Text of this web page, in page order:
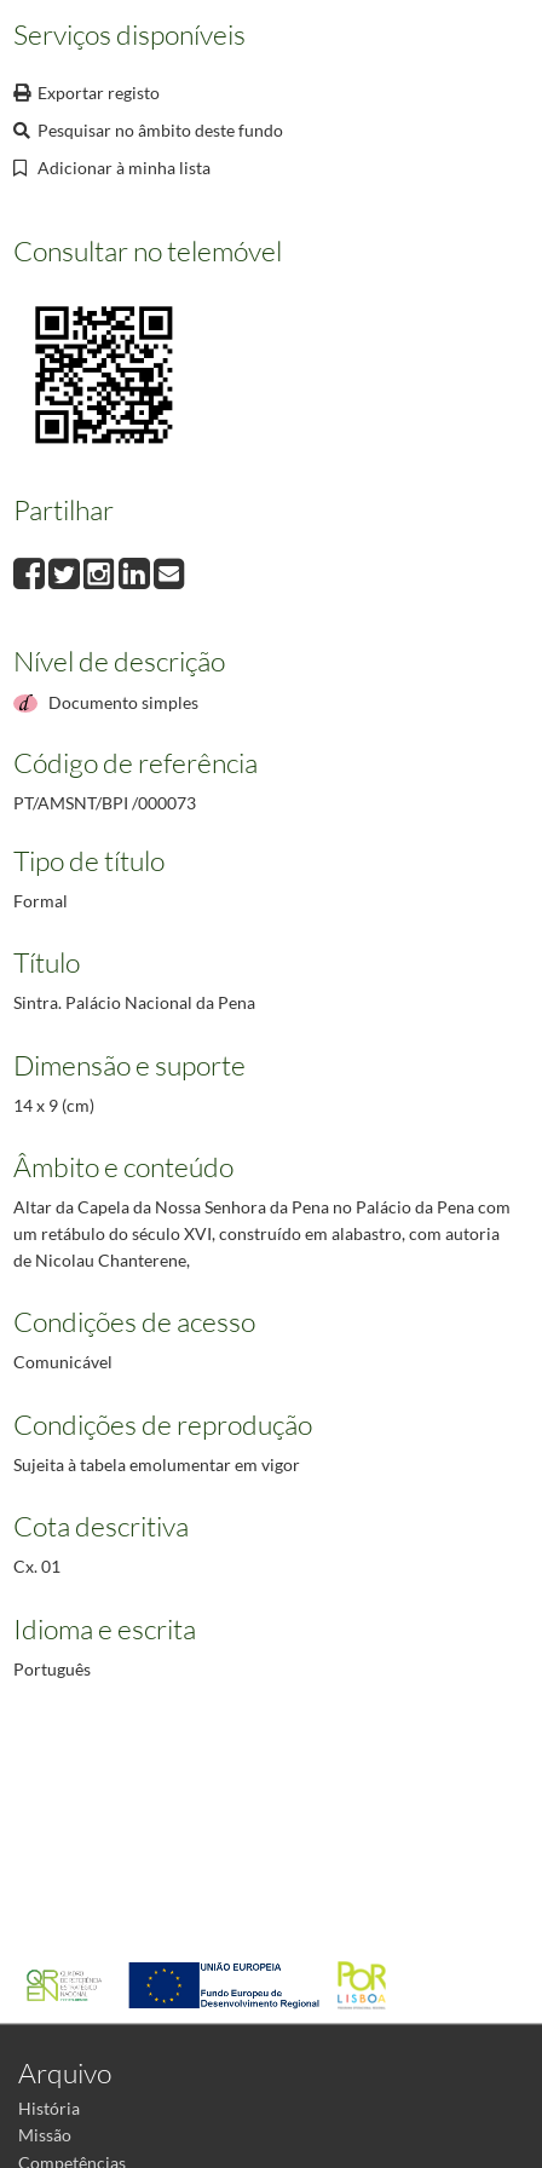
000077Sintra - Peninha, Capela de Nossa Senhora da Penha
(...)
002358
Informação não disponível
Serviços disponíveis
Exportar registo
Pesquisar no âmbito deste fundo
Adicionar à minha lista
Consultar no telemóvel
Partilhar
Nível de descrição
Documento simples
Código de referência
PT/AMSNT/BPI /000073
Tipo de título
Formal
Título
Sintra. Palácio Nacional da Pena
Dimensão e suporte
14 x 9 (cm)
Âmbito e conteúdo
Altar da Capela da Nossa Senhora da Pena no Palácio da Pena com
um retábulo do século XVI, construído em alabastro, com autoria
de Nicolau Chanterene,
Condições de acesso
Comunicável
Condições de reprodução
Sujeita à tabela emolumentar em vigor
Cota descritiva
Cx. 01
Idioma e escrita
Português
Arquivo
História
Missão
Competências